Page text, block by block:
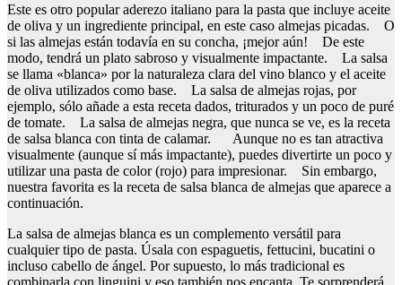
Este es otro popular aderezo italiano para la pasta que incluye aceite
de oliva y un ingrediente principal, en este caso almejas picadas. O
si las almejas están todavía en su concha, ¡mejor aún! De este
modo, tendrá un plato sabroso y visualmente impactante. La salsa
se llama «blanca» por la naturaleza clara del vino blanco y el aceite
de oliva utilizados como base. La salsa de almejas rojas, por
ejemplo, sólo añade a esta receta dados, triturados y un poco de puré
de tomate. La salsa de almejas negra, que nunca se ve, es la receta
de salsa blanca con tinta de calamar. Aunque no es tan atractiva
visualmente (aunque sí más impactante), puedes divertirte un poco y
utilizar una pasta de color (rojo) para impresionar. Sin embargo,
nuestra favorita es la receta de salsa blanca de almejas que aparece a
continuación.
La salsa de almejas blanca es un complemento versátil para
cualquier tipo de pasta. Úsala con espaguetis, fettucini, bucatini o
incluso cabello de ángel. Por supuesto, lo más tradicional es
combinarla con linguini y eso también nos encanta. Te sorprenderá